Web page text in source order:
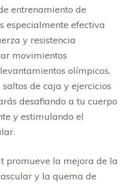
entrenamiento de
especialmente efectiva
y resistencia
movimientos
olímpicos,
de caja y ejercicios
desafiando a tu cuerpo
y estimulando el
promueve la mejora de la
y la quema de